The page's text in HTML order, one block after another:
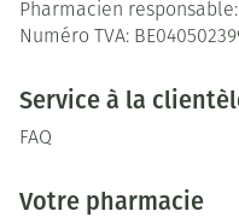
Pharmacien responsable:
Numéro TVA:
Service à la
FAQ
Votre pharmacie